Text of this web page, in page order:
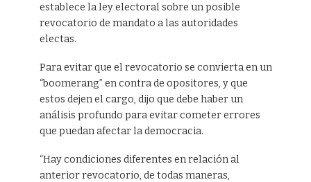
establece la ley electoral sobre un posible
revocatorio de mandato a las autoridades
electas.
Para evitar que el revocatorio se convierta en un
“boomerang” en contra de opositores, y que
estos dejen el cargo, dijo que debe haber un
análisis profundo para evitar cometer errores
que puedan afectar la democracia.
“Hay condiciones diferentes en relación al
anterior revocatorio, de todas maneras,